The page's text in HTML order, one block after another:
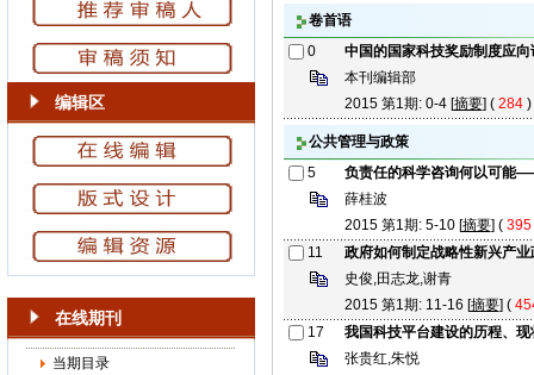
编辑区
在线期刊
当期目录
卷首语
0
中国的国家科技奖励制度应
本刊编辑部
2015 第1期: 0-4 [摘要] (284)
公共管理与政策
5
负责任的科学咨询何以可能
薛桂波
2015 第1期: 5-10 [摘要] (395
11
政府如何制定战略性新兴产
史俊,田志龙,谢青
2015 第1期: 11-16 [摘要] (
17
我国科技平台建设的历程、
张贵红,朱悦